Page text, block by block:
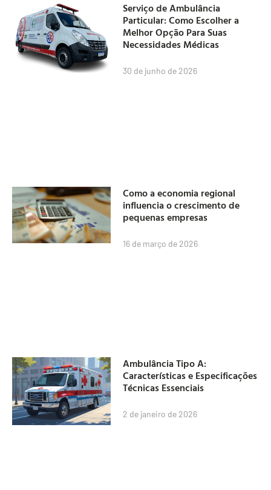
Serviço de Ambulância
Particular: Como Escolher a
Melhor Opção Para Suas
Necessidades Médicas
30 de junho de 2026
Como a economia regional
influencia o crescimento de
pequenas empresas
16 de março de 2026
Ambulância Tipo A:
Características e Especificações
Técnicas Essenciais
2 de janeiro de 2026